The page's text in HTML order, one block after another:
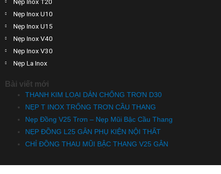
Nẹp Inox U10
Nẹp Inox U15
Nẹp Inox V40
Nẹp Inox V30
Nẹp La Inox
Bài viết mới
THANH KIM LOẠI DÁN CHỐNG TRƠN D30
NẸP T INOX TRỐNG TRƠN CẦU THANG
Nẹp Đồng V25 Trơn – Nẹp Mũi Bậc Cầu Thang
NẸP ĐỒNG L25 GÂN PHỤ KIỆN NỘI THẤT
CHỈ ĐỒNG THAU MŨI BẬC THANG V25 GÂN